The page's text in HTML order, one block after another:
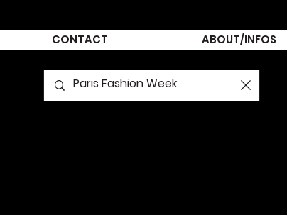
CONTACT ABOUT/INFOS